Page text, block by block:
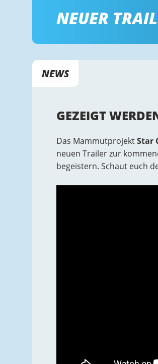
NEUER
NEWS
GEZEIGT
Das MammutprojektStar
neuen Trailer zur
begeistern. Schaut euch